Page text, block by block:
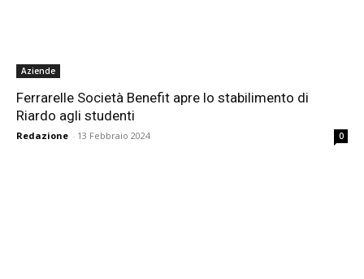
Aziende
Ferrarelle Società Benefit apre lo stabilimento di
Riardo agli studenti
Redazione - 13 Febbraio 2024 0